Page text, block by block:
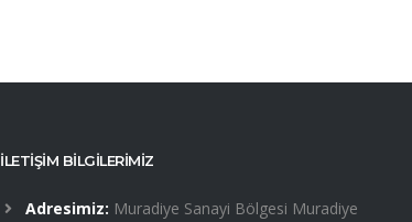
İLETİŞİM BİLGİLERİMİZ
Adresimiz: Muradiye Sanayi Bölgesi Muradiye